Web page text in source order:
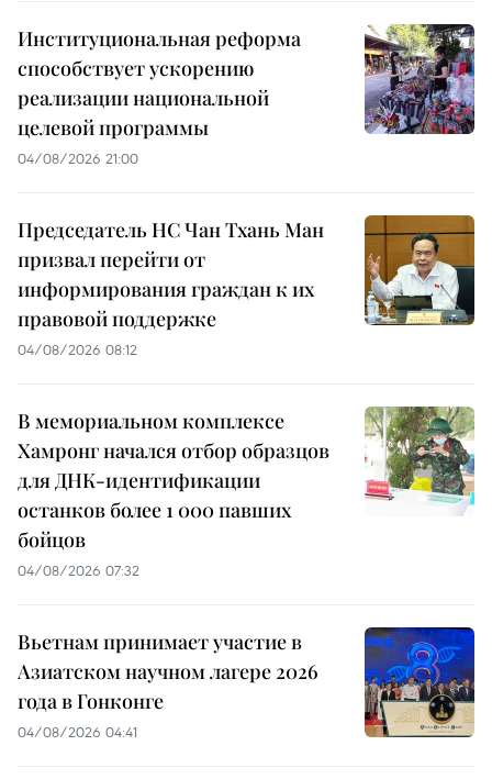
Институциональная реформа
способствует ускорению
реализации национальной
целевой программы
04/08/2026 21:00
Председатель НС Чан Тхань Ман
призвал перейти от
информирования граждан к их
правовой поддержке
04/08/2026 08:12
В мемориальном комплексе
Хамронг начался отбор образцов
для ДНК-идентификации
останков более 1 000 павших
бойцов
04/08/2026 07:32
Вьетнам принимает участие в
Азиатском научном лагере 2026
года в Гонконге
04/08/2026 04:41